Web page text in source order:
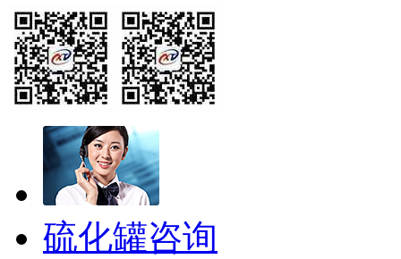
硫化罐咨询